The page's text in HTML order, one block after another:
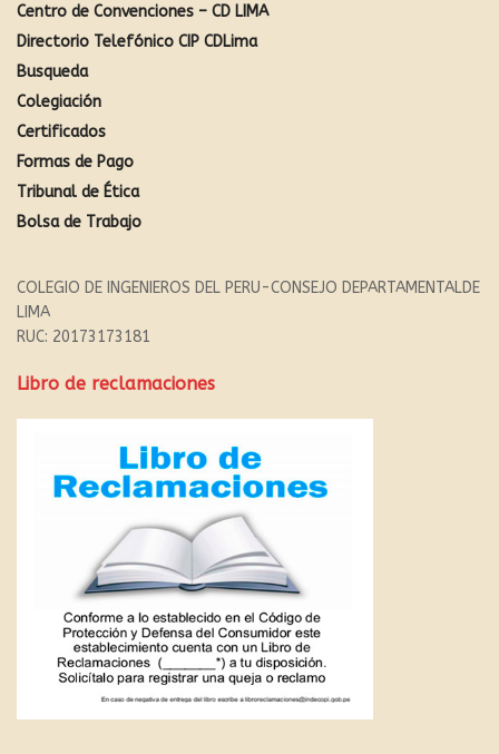
Centro de Convenciones – CD LIMA
Directorio Telefónico CIP CDLima
Busqueda
Colegiación
Certificados
Formas de Pago
Tribunal de Ética
Bolsa de Trabajo
COLEGIO DE INGENIEROS DEL PERU-CONSEJO DEPARTAMENTALDE
LIMA
RUC: 20173173181
Libro de reclamaciones